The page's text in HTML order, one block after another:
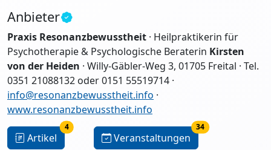
Anbieter
Praxis Resonanzbewusstheit · Heilpraktikerin für
Psychotherapie & Psychologische Beraterin Kirsten
von der Heiden · Willy-Gäbler-Weg 3, 01705 Freital · Tel.
0351 21088132 oder 0151 55519714 ·
info@resonanzbewusstheit.info ·
www.resonanzbewusstheit.info
Artikel
4
Veranstaltungen
34